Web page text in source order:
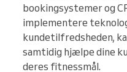
bookingsystemer og
implementere
kundetilfredsheden,
samtidig hjælpe dine
deres fitnessmål.